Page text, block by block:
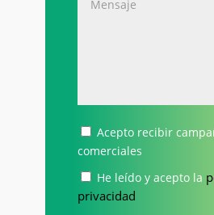
Acepto recibir
comerciales
He leído y acepto la
privacidad